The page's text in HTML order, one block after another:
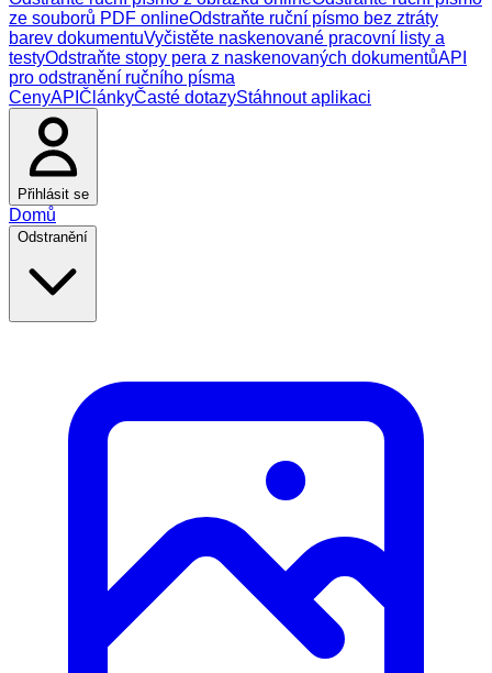
ze souborů PDF onlineOdstraňte ruční písmo bez ztráty
barev dokumentuVyčistěte naskenované pracovní listy a
testyOdstraňte stopy pera z naskenovaných dokumentůAPI
pro odstranění ručního písma
CenyAPI ČlánkyČasté dotazyStáhnout aplikaci
Přihlásit se
Domů
Odstranění